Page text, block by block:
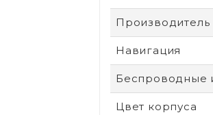
Производитель
Навигация
Беспроводные
Цвет корпуса